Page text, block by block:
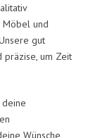
Möbel und
gut
präzise, um Zeit
deine
Wünsche